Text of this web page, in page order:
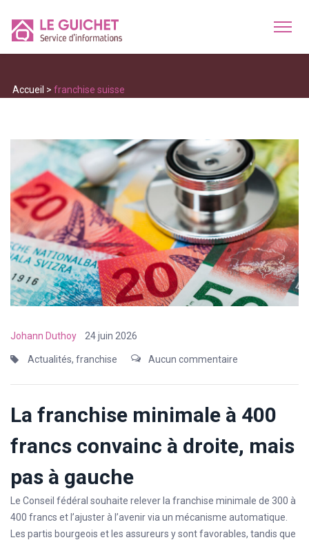
Accueil > franchise suisse
Johann Duthoy 24 juin 2026
Actualités, franchise Aucun commentaire
La franchise minimale à 400
francs convainc à droite, mais
pas à gauche
Le Conseil fédéral souhaite relever la franchise minimale de 300 à
400 francs et l’ajuster à l’avenir via un mécanisme automatique.
Les partis bourgeois et les assureurs y sont favorables, tandis que